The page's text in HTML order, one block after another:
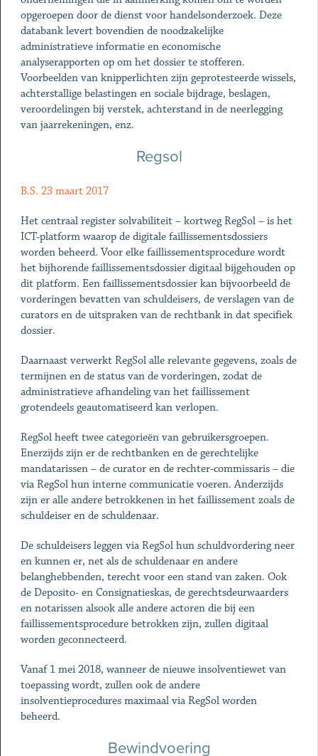
opgeroepen door de dienst voor handelsonderzoek. Deze
databank levert bovendien de noodzakelijke
administratieve informatie en economische
analyserapporten op om het dossier te stofferen.
Voorbeelden van knipperlichten zijn geprotesteerde wissels,
achterstallige belastingen en sociale bijdrage, beslagen,
veroordelingen bij verstek, achterstand in de neerlegging
van jaarrekeningen, enz.
Regsol
B.S. 23 maart 2017
Het centraal register solvabiliteit – kortweg RegSol – is het
ICT-platform waarop de digitale faillissementsdossiers
worden beheerd. Voor elke faillissementsprocedure wordt
het bijhorende faillissementsdossier digitaal bijgehouden op
dit platform. Een faillissementsdossier kan bijvoorbeeld de
vorderingen bevatten van schuldeisers, de verslagen van de
curators en de uitspraken van de rechtbank in dat specifiek
dossier.
Daarnaast verwerkt RegSol alle relevante gegevens, zoals de
termijnen en de status van de vorderingen, zodat de
administratieve afhandeling van het faillissement
grotendeels geautomatiseerd kan verlopen.
RegSol heeft twee categorieën van gebruikersgroepen.
Enerzijds zijn er de rechtbanken en de gerechtelijke
mandatarissen – de curator en de rechter-commissaris – die
via RegSol hun interne communicatie voeren. Anderzijds
zijn er alle andere betrokkenen in het faillissement zoals de
schuldeiser en de schuldenaar.
De schuldeisers leggen via RegSol hun schuldvordering neer
en kunnen er, net als de schuldenaar en andere
belanghebbenden, terecht voor een stand van zaken. Ook
de Deposito- en Consignatieskas, de gerechtsdeurwaarders
en notarissen alsook alle andere actoren die bij een
faillissementsprocedure betrokken zijn, zullen digitaal
worden geconnecteerd.
Vanaf 1 mei 2018, wanneer de nieuwe insolventiewet van
toepassing wordt, zullen ook de andere
insolventieprocedures maximaal via RegSol worden
beheerd.
Bewindvoering